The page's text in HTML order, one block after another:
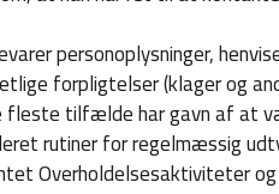
personoplysninger,
forpligtelser (klager og
fleste tilfælde har gavn af at
rutiner for regelmæssig
Overholdelsesaktiviteter